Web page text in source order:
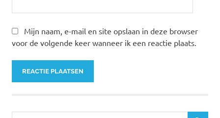
Mijn naam, e-mail en site opslaan in deze browser
voor de volgende keer wanneer ik een reactie plaats.